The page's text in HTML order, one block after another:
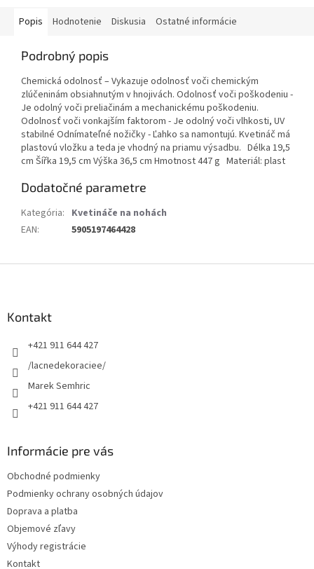
Popis Hodnotenie Diskusia Ostatné informácie
Podrobný popis
Chemická odolnosť – Vykazuje odolnosť voči chemickým
zlúčeninám obsiahnutým v hnojivách. Odolnosť voči poškodeniu -
Je odolný voči preliačinám a mechanickému poškodeniu.
Odolnosť voči vonkajším faktorom - Je odolný voči vlhkosti, UV
stabilné Odnímateľné nožičky - Ľahko sa namontujú. Kvetináč má
plastovú vložku a teda je vhodný na priamu výsadbu. Délka 19,5
cm Šířka 19,5 cm Výška 36,5 cm Hmotnost 447 g Materiál: plast
Dodatočné parametre
Kategória: Kvetináče na nohách
EAN: 5905197464428
Kontakt
+421 911 644 427
/lacnedekoraciee/
Marek Semhric
+421 911 644 427
Informácie pre vás
Obchodné podmienky
Podmienky ochrany osobných údajov
Doprava a platba
Objemové zľavy
Výhody registrácie
Kontakt